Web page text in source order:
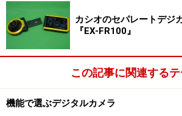
カシオのセパレートデジ
『EX-FR100』
この記事に関連する
機能で選ぶデジタルカメラ